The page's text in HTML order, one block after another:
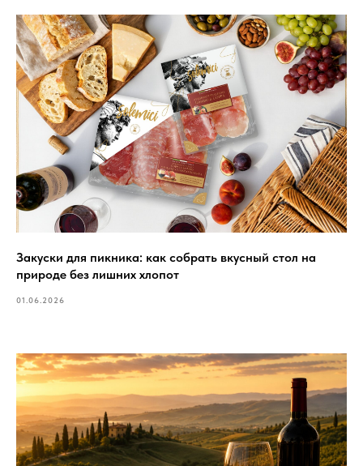
Закуски для пикника: как собрать вкусный стол на
природе без лишних хлопот
01.06.2026